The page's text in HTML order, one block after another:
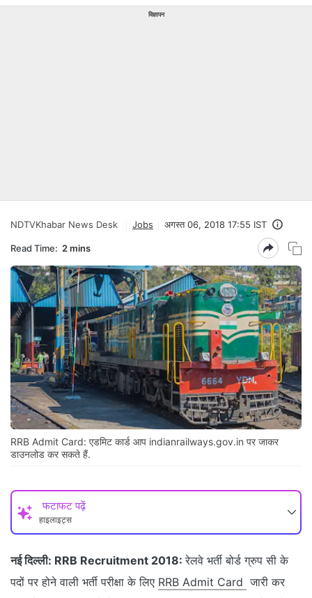
विज्ञापन
NDTVKhabar News Desk Jobs अगस्त 06, 2018 17:55 IST
Read Time: 2 mins
RRB Admit Card: एडमिट कार्ड आप indianrailways.gov.in पर जाकर
डाउनलोड कर सकते हैं.
फटाफट पढ़ें
हाइलाइट्स
नई दिल्ली: RRB Recruitment 2018:रेलवे भर्ती बोर्ड ग्रुप सी के
पदों पर होने वाली भर्ती परीक्षा के लिए RRB Admit Card जारी कर